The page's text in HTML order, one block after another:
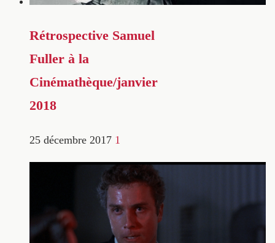
Rétrospective Samuel
Fuller à la
Cinémathèque/janvier
2018
25 décembre 2017 1